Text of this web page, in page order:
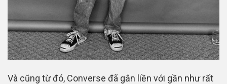
Và cũng từ đó, Converse đã gắn liền với gần như rất